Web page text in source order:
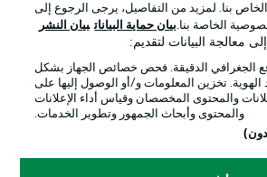
الخاص بنا. لمزيد من التفاصيل، يرجى الرجوع إلى
الخاصة بنا.بيان حماية البيانات بيان النشر
معالجة البيانات لتقديم:
الجغرافي الدقيقة. فحص خصائص الجهاز بشكل
تخزين المعلومات و/أو الوصول إليها على
والمحتوى المخصصان وقياس أداء الإعلانات
والمحتوى وأبحاث الجمهور وتطوير الخدمات.